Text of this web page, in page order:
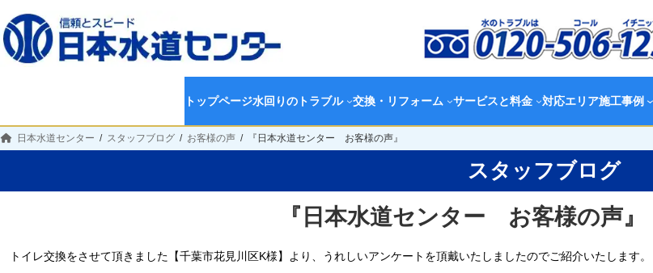
トップページ水回りのトラブル 交換・リフォーム サービスと料金 対応エリア施工事例
日本水道センター スタッフブログ お客様の声 『日本水道センター お客様の声』
スタッフブログ
『日本水道センター お客様の声』
トイレ交換をさせて頂きました【千葉市花見川区K様】より、うれしいアンケートを頂戴いたしましたのでご紹介いたします。